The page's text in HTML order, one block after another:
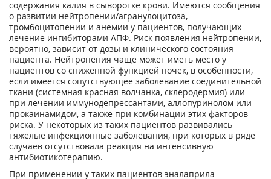
содержания калия в сыворотке крови. Имеются сообщения
о развитии нейтропении/агранулоцитоза,
тромбоцитопении и анемии у пациентов, получающих
лечение ингибиторами АПФ. Риск появления нейтропении,
вероятно, зависит от дозы и клинического состояния
пациента. Нейтропения чаще может иметь место у
пациентов со сниженной функцией почек, в особенности,
если имеется сопутствующее заболевание соединительной
ткани (системная красная волчанка, склеродермия) или
при лечении иммунодепрессантами, аллопуринолом или
прокаинамидом, а также при комбинации этих факторов
риска. У некоторых из таких пациентов развивались
тяжелые инфекционные заболевания, при которых в ряде
случаев отсутствовала реакция на интенсивную
антибиотикотерапию.
При применении у таких пациентов эналаприла